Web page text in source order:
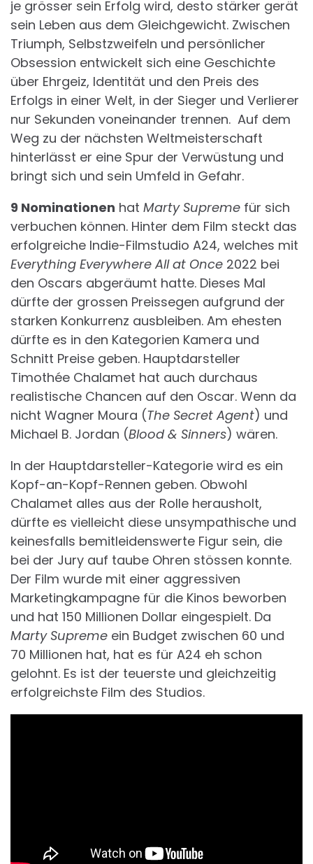
je grösser sein Erfolg wird, desto stärker gerät
sein Leben aus dem Gleichgewicht. Zwischen
Triumph, Selbstzweifeln und persönlicher
Obsession entwickelt sich eine Geschichte
über Ehrgeiz, Identität und den Preis des
Erfolgs in einer Welt, in der Sieger und Verlierer
nur Sekunden voneinander trennen. Auf dem
Weg zu der nächsten Weltmeisterschaft
hinterlässt er eine Spur der Verwüstung und
bringt sich und sein Umfeld in Gefahr.
9 Nominationen hat Marty Supreme für sich
verbuchen können. Hinter dem Film steckt das
erfolgreiche Indie-Filmstudio A24, welches mit
Everything Everywhere All at Once 2022 bei
den Oscars abgeräumt hatte. Dieses Mal
dürfte der grossen Preissegen aufgrund der
starken Konkurrenz ausbleiben. Am ehesten
dürfte es in den Kategorien Kamera und
Schnitt Preise geben. Hauptdarsteller
Timothée Chalamet hat auch durchaus
realistische Chancen auf den Oscar. Wenn da
nicht Wagner Moura (The Secret Agent) und
Michael B. Jordan (Blood & Sinners) wären.
In der Hauptdarsteller-Kategorie wird es ein
Kopf-an-Kopf-Rennen geben. Obwohl
Chalamet alles aus der Rolle herausholt,
dürfte es vielleicht diese unsympathische und
keinesfalls bemitleidenswerte Figur sein, die
bei der Jury auf taube Ohren stössen konnte.
Der Film wurde mit einer aggressiven
Marketingkampagne für die Kinos beworben
und hat 150 Millionen Dollar eingespielt. Da
Marty Supreme ein Budget zwischen 60 und
70 Millionen hat, hat es für A24 eh schon
gelohnt. Es ist der teuerste und gleichzeitig
erfolgreichste Film des Studios.